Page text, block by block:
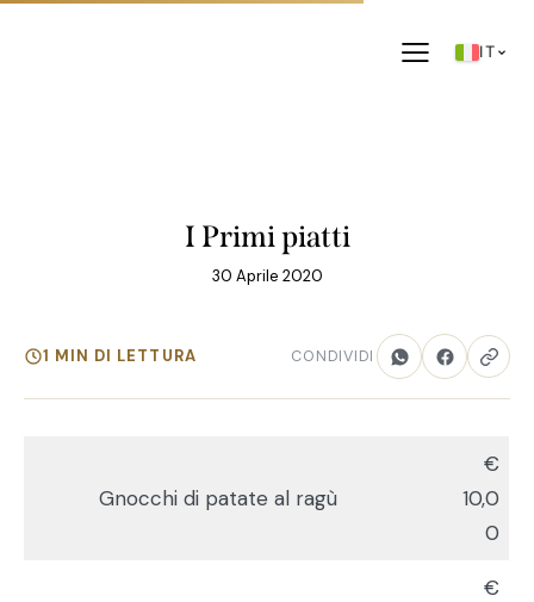
IT
I Primi piatti
30 Aprile 2020
1 MIN DI LETTURA CONDIVIDI
Gnocchi di patate al ragù
€
10,0
0
€